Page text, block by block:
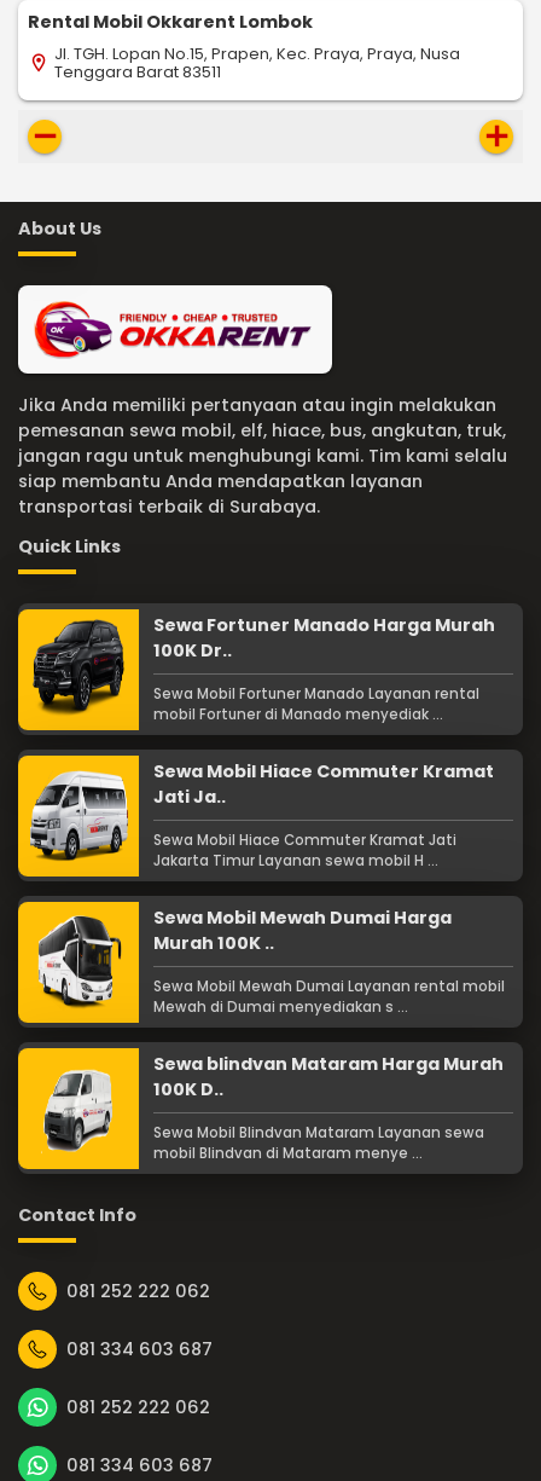
Rental Mobil Okkarent Lombok
location_on Jl. TGH. Lopan No.15, Prapen, Kec. Praya, Praya, Nusa
Tenggara Barat 83511
remove add
About Us
Jika Anda memiliki pertanyaan atau ingin melakukan
pemesanan sewa mobil, elf, hiace, bus, angkutan, truk,
jangan ragu untuk menghubungi kami. Tim kami selalu
siap membantu Anda mendapatkan layanan
transportasi terbaik di Surabaya.
Quick Links
Sewa Fortuner Manado Harga Murah
100K Dr..
Sewa Mobil Fortuner Manado Layanan rental
mobil Fortuner di Manado menyediak ...
Sewa Mobil Hiace Commuter Kramat
Jati Ja..
Sewa Mobil Hiace Commuter Kramat Jati
Jakarta Timur Layanan sewa mobil H ...
Sewa Mobil Mewah Dumai Harga
Murah 100K ..
Sewa Mobil Mewah Dumai Layanan rental mobil
Mewah di Dumai menyediakan s ...
Sewa blindvan Mataram Harga Murah
100K D..
Sewa Mobil Blindvan Mataram Layanan sewa
mobil Blindvan di Mataram menye ...
Contact Info
081 252 222 062
081 334 603 687
081 252 222 062
081 334 603 687